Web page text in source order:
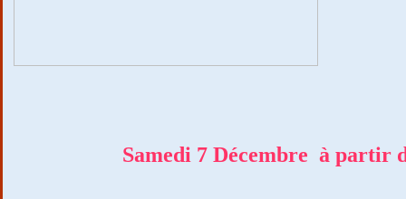
Samedi 7 Décembre à partir